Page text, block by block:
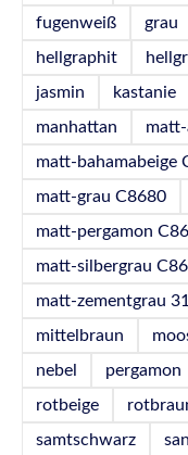
fugenweiß
grau
hellgraphit
jasmin
kastanie
manhattan
matt-bahamabeige
matt-grau C8680
matt-pergamon
matt-silbergrau
matt-zementgrau
mittelbraun
nebel
pergamon
rotbeige
samtschwarz